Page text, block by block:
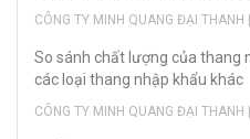
CÔNG TY MINH QUANG ĐẠI
So sánh chất lượng của thang
các loại thang nhập khẩu khác
CÔNG TY MINH QUANG ĐẠI